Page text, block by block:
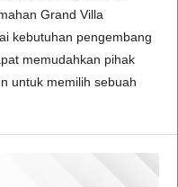
Grand Villa
kebutuhan pengembang
memudahkan pihak
untuk memilih sebuah